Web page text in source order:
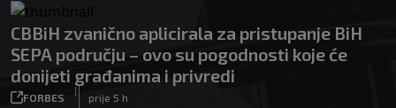
CBBiH zvanično aplicirala za pristupanje BiH
SEPA području – ovo su pogodnosti koje će
donijeti građanima i privredi
FORBES
|
prije 5 h